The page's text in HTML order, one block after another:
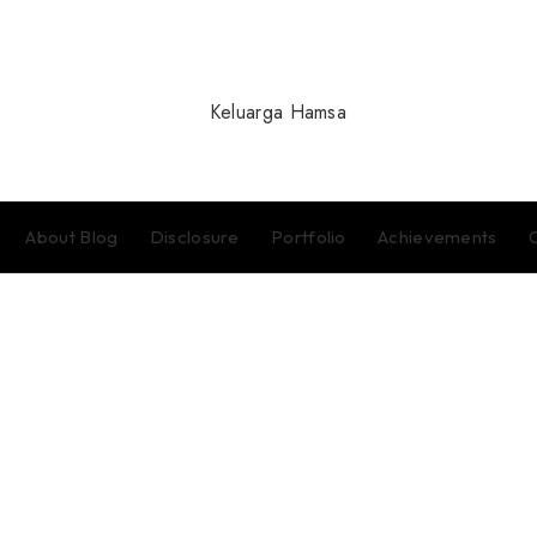
About Blog Disclosure Portfolio Achievements